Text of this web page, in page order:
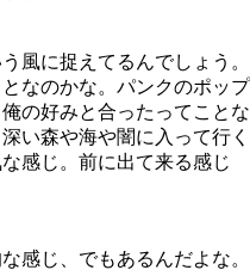
風に捉えてるんでしょう。
なのかな。パンクのポップ
の好みと合ったってことな
い森や海や闇に入って行く
感じ。前に出て来る感じ
感じ、でもあるんだよな。